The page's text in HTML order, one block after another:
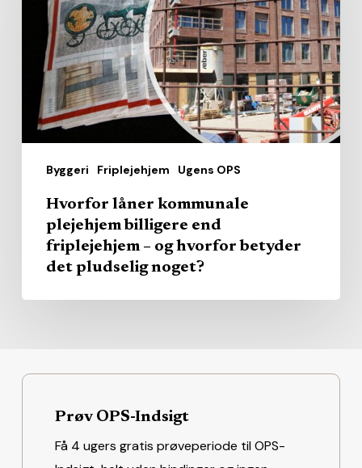
Byggeri Friplejehjem Ugens OPS
plejehjem
billigere
friplejehjem
betyder
pludselig
noget?
Hvorfor låner kommunale
plejehjem billigere end
friplejehjem – og hvorfor betyder
det pludselig noget?
Prøv OPS-Indsigt
Få 4 ugers gratis prøveperiode til OPS-